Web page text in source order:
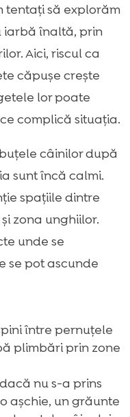
tentați să explorăm
iarbă înaltă, prin
Aici, riscul ca
căpușe crește
lor poate
complică situația.
câinilor după
sunt încă calmi.
spațiile dintre
zona unghiilor.
unde se
se pot ascunde
între pernuțele
plimbări prin zone
nu s-a prins
așchie, un grăunte